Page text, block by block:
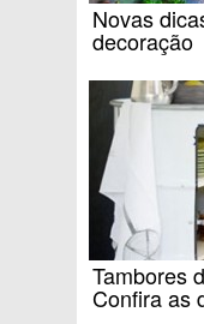
Novas
decoração
Tambores
Confira as